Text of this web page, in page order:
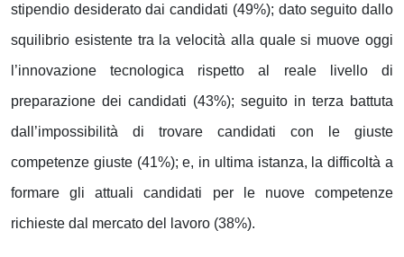
stipendio desiderato dai candidati (49%); dato seguito dallo
squilibrio esistente tra la velocità alla quale si muove oggi
l’innovazione tecnologica rispetto al reale livello di
preparazione dei candidati (43%); seguito in terza battuta
dall’impossibilità di trovare candidati con le giuste
competenze giuste (41%); e, in ultima istanza, la difficoltà a
formare gli attuali candidati per le nuove competenze
richieste dal mercato del lavoro (38%).